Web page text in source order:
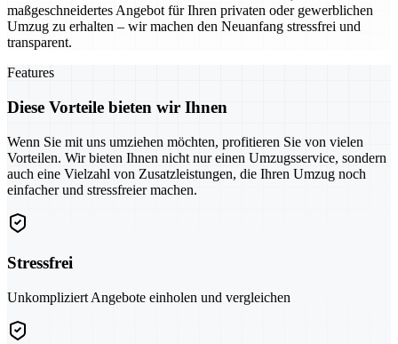
maßgeschneidertes Angebot für Ihren privaten oder gewerblichen
Umzug zu erhalten – wir machen den Neuanfang stressfrei und
transparent.
Features
Diese Vorteile bieten wir Ihnen
Wenn Sie mit uns umziehen möchten, profitieren Sie von vielen
Vorteilen. Wir bieten Ihnen nicht nur einen Umzugsservice, sondern
auch eine Vielzahl von Zusatzleistungen, die Ihren Umzug noch
einfacher und stressfreier machen.
Stressfrei
Unkompliziert Angebote einholen und vergleichen